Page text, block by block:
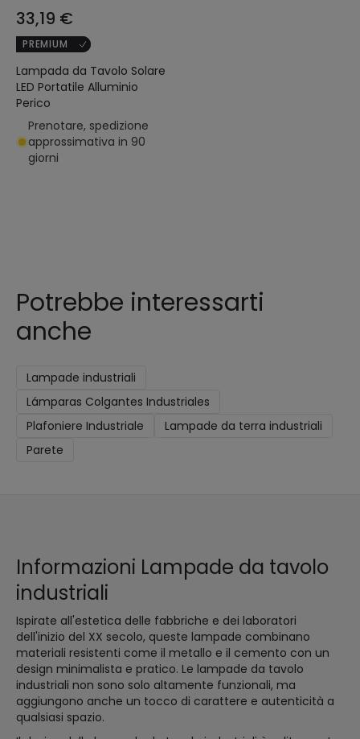
33,19 €
PREMIUM
Lampada da Tavolo Solare
LED Portatile Alluminio
Perico
Prenotare, spedizione
approssimativa in 90
giorni
Potrebbe interessarti
anche
Lampade industriali
Lámparas Colgantes Industriales
Plafoniere Industriale
Lampade da terra industriali
Parete
Informazioni Lampade da tavolo
industriali
Ispirate all'estetica delle fabbriche e dei laboratori
dell'inizio del XX secolo, queste lampade combinano
materiali resistenti come il metallo e il cemento con un
design minimalista e pratico. Le lampade da tavolo
industriali non sono solo altamente funzionali, ma
aggiungono anche un tocco di carattere e autenticità a
qualsiasi spazio.